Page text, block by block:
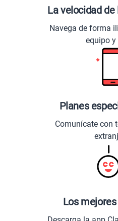
La velocidad de
Navega de forma
equipo y
Planes
Comunícate con
Los